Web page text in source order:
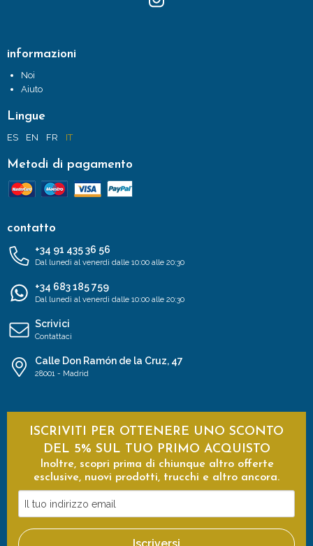
informazioni
Noi
Aiuto
Lingue
ES EN FR IT
Metodi di pagamento
contatto
+34 91 435 36 56
Dal lunedì al venerdì dalle 10:00 alle 20:30
+34 683 185 759
Dal lunedì al venerdì dalle 10:00 alle 20:30
Scrivici
Contattaci
Calle Don Ramón de la Cruz, 47
28001 - Madrid
ISCRIVITI PER OTTENERE UNO SCONTO
DEL 5% SUL TUO PRIMO ACQUISTO
Inoltre, scopri prima di chiunque altro offerte
esclusive, nuovi prodotti, trucchi e altro ancora.
tuo
indirizzo